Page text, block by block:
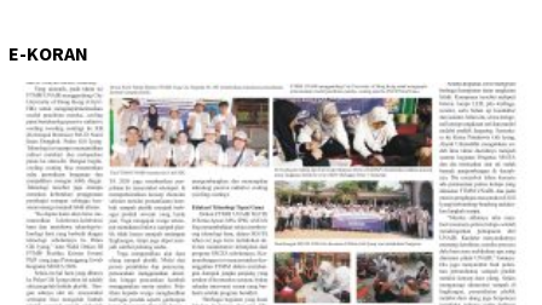
E-KORAN